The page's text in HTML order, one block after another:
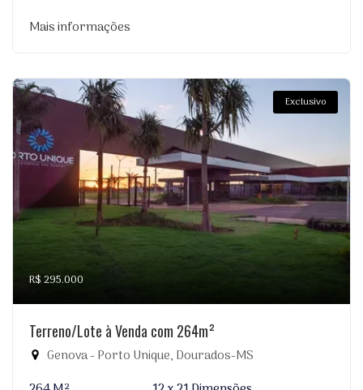
Mais informações
Exclusivo
R$ 295.000
Terreno/Lote à Venda com 264m²
Genova - Porto Unique, Dourados-MS